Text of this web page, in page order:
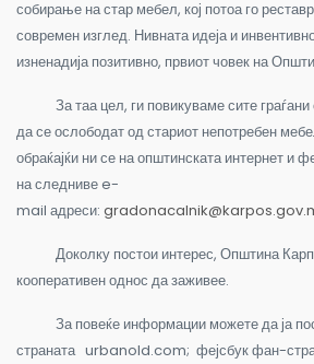
собирање на стар мебел, кој потоа го
современ изглед. Нивната идеја и
изненадија позитивно, првиот човек на
За таа цел, ги повикуваме сите граѓани
да се ослободат од стариот непотребен
обраќајќи ни се на општинската интернет и
на следниве e-
mail адреси:
Доколку постои интерес, Општина
кооперативен однос да заживее.
За повеќе информации можете да ја
страната urbanold.com; фејсбук фан-